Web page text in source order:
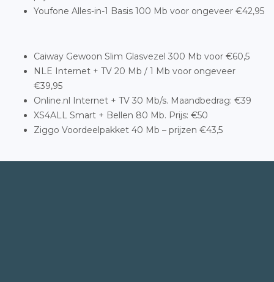
Youfone Alles-in-1 Basis 100 Mb voor ongeveer €42,95
Caiway Gewoon Slim Glasvezel 300 Mb voor €60,5
NLE Internet + TV 20 Mb / 1 Mb voor ongeveer
€39,95
Online.nl Internet + TV 30 Mb/s. Maandbedrag: €39
XS4ALL Smart + Bellen 80 Mb. Prijs: €50
Ziggo Voordeelpakket 40 Mb – prijzen €43,5